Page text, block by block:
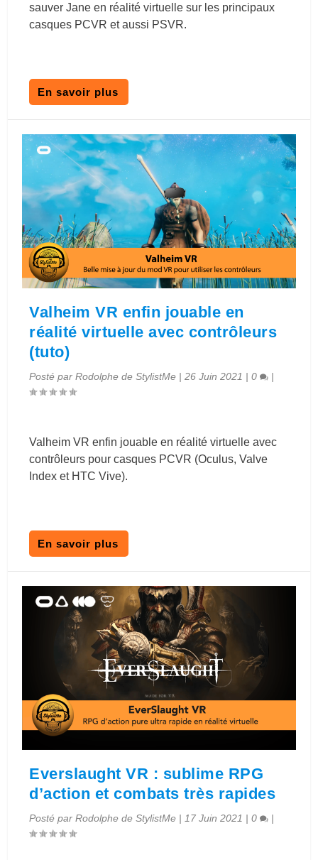
sauver Jane en réalité virtuelle sur les principaux
casques PCVR et aussi PSVR.
En savoir plus
Valheim VR enfin jouable en
réalité virtuelle avec contrôleurs
(tuto)
Posté parRodolphe de StylistMe |26 Juin 2021 |0 |
Valheim VR enfin jouable en réalité virtuelle avec
contrôleurs pour casques PCVR (Oculus, Valve
Index et HTC Vive).
En savoir plus
Everslaught VR : sublime RPG
d’action et combats très rapides
Posté parRodolphe de StylistMe |17 Juin 2021 |0 |